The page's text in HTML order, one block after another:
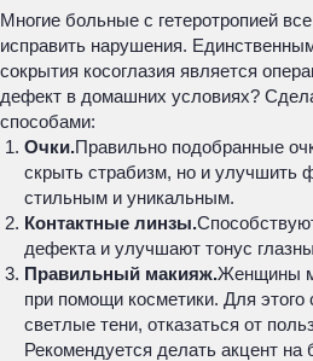
Многие больные с гетеротропией
исправить нарушения.
сокрытия косоглазия является
дефект в домашних условиях?
способами:
Очки.Правильно подобранные
скрыть страбизм, но и улучшить
стильным и уникальным.
Контактные линзы.
дефекта и улучшают тонус
Правильный макияж.Женщины
при помощи косметики. Для этого
светлые тени, отказаться от
Рекомендуется делать акцент на